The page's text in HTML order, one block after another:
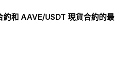
約和 AAVE/USDT 現貨合約的最